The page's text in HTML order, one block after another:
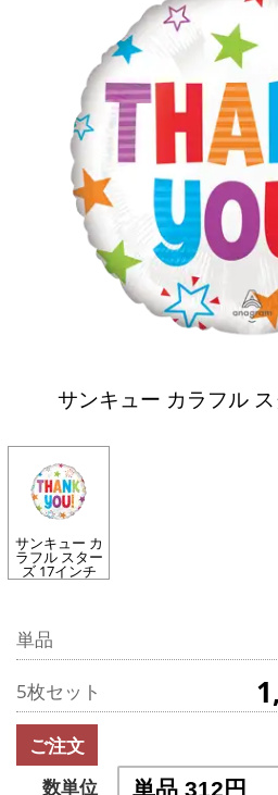
サンキュー カラフル
サンキュー カ
ラフル スター
ズ 17インチ
単品
5枚セット
ご注文
数単位